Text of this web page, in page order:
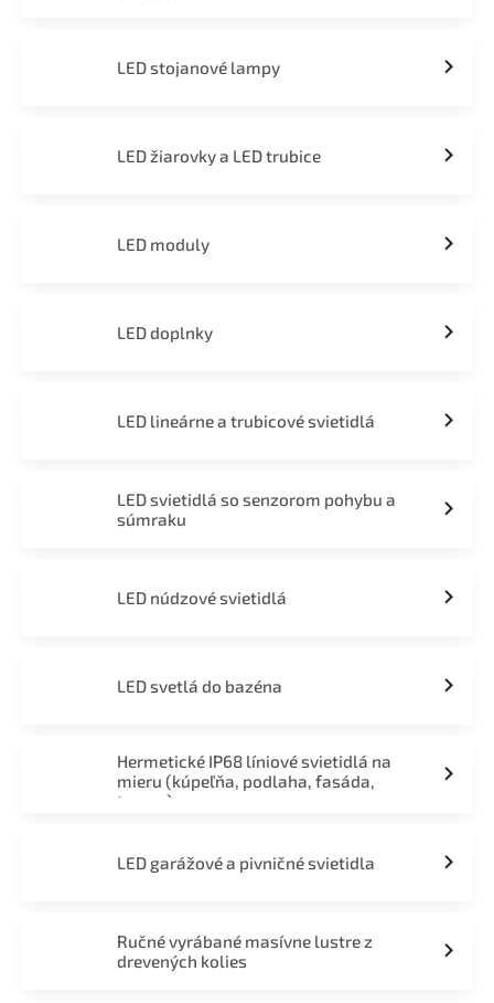
LED stojanové lampy
LED žiarovky a LED trubice
LED moduly
LED doplnky
LED lineárne a trubicové svietidlá
LED svietidlá so senzorom pohybu a
súmraku
LED núdzové svietidlá
LED svetlá do bazéna
Hermetické IP68 líniové svietidlá na
mieru (kúpeľňa, podlaha, fasáda,
terasa)
LED garážové a pivničné svietidla
Ručné vyrábané masívne lustre z
drevených kolies